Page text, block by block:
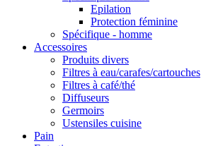
Epilation
Protection féminine
Spécifique - homme
Accessoires
Produits divers
Filtres à eau/carafes/cartouches
Filtres à café/thé
Diffuseurs
Germoirs
Ustensiles cuisine
Pain